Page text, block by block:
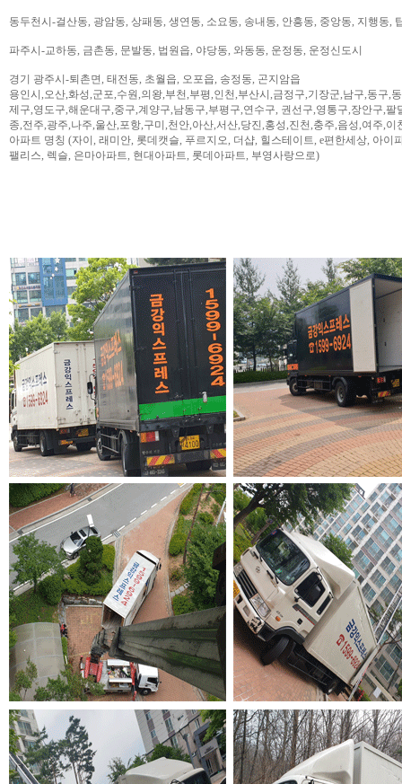
동두천시-걸산동, 광암동, 상패동, 생연동, 소요동, 송내동, 안흥동, 중앙동, 지행동,
파주시-교하동, 금촌동, 문발동, 법원읍, 야당동, 와동동, 운정동, 운정신도시
경기 광주시-퇴촌면, 태전동, 초월읍, 오포읍, 송정동, 곤지암읍
용인시,오산,화성,군포,수원,의왕,부천,부평,인천,부산시,금정구,기장군,남구,동구,
제구,영도구,해운대구,중구,계양구,남동구,부평구,연수구, 권선구,영통구,장안구,
종,전주,광주,나주,울산,포항,구미,천안,아산,서산,당진,홍성,진천,충주,음성,여주,이
아파트 명칭 (자이, 래미안, 롯데캣슬, 푸르지오, 더샵, 힐스테이트, e편한세상, 아이
팰리스, 렉슬, 은마아파트, 현대아파트, 롯데아파트, 부영사랑으로)